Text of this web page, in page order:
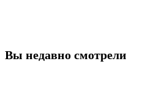
Вы недавно смотрели